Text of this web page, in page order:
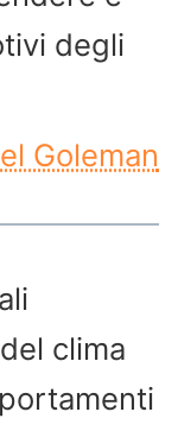
degli
Goleman
clima